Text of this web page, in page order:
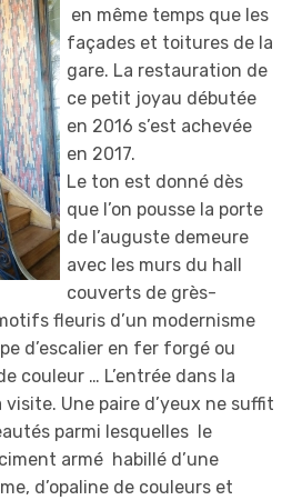
en même temps que les
façades et toitures de la
gare. La restauration de
ce petit joyau débutée
en 2016 s’est achevée
en 2017.
Le ton est donné dès
que l’on pousse la porte
de l’auguste demeure
avec les murs du hall
couverts de grès-
fleuris d’un modernisme
d’escalier en fer forgé ou
couleur … L’entrée dans la
visite. Une paire d’yeux ne suffit
parmi lesquelles le
armé habillé d’une
d’opaline de couleurs et